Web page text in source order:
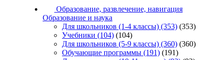
Образование, развлечение, навигация
Образование и наука
Для школьников (1-4 классы) (353) (353)
Учебники (104) (104)
Для школьников (5-9 классы) (360) (360)
Обучающие программы (191) (191)